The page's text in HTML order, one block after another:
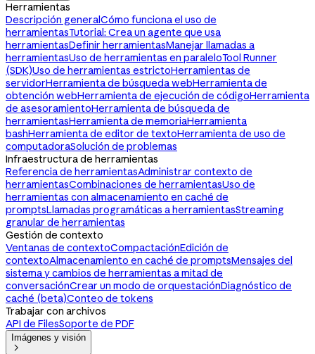
Herramientas
Descripción generalCómo funciona el uso de
herramientasTutorial: Crea un agente que usa
herramientasDefinir herramientasManejar llamadas a
herramientasUso de herramientas en paraleloTool Runner
(SDK)Uso de herramientas estrictoHerramientas de
servidorHerramienta de búsqueda webHerramienta de
obtención webHerramienta de ejecución de códigoHerramienta
de asesoramientoHerramienta de búsqueda de
herramientasHerramienta de memoriaHerramienta
bashHerramienta de editor de textoHerramienta de uso de
computadoraSolución de problemas
Infraestructura de herramientas
Referencia de herramientasAdministrar contexto de
herramientasCombinaciones de herramientasUso de
herramientas con almacenamiento en caché de
promptsLlamadas programáticas a herramientasStreaming
granular de herramientas
Gestión de contexto
Ventanas de contextoCompactaciónEdición de
contextoAlmacenamiento en caché de promptsMensajes del
sistema y cambios de herramientas a mitad de
conversaciónCrear un modo de orquestaciónDiagnóstico de
caché (beta)Conteo de tokens
Trabajar con archivos
API de FilesSoporte de PDF
Imágenes y visión
